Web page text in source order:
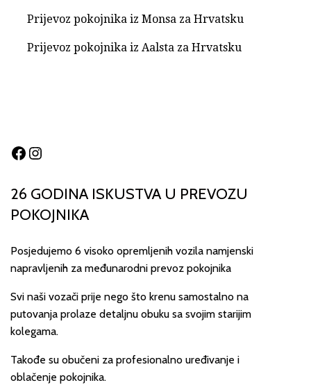
Prijevoz pokojnika iz Monsa za Hrvatsku
Prijevoz pokojnika iz Aalsta za Hrvatsku
Facebook
Instagram
26 GODINA ISKUSTVA U PREVOZU
POKOJNIKA
Posjedujemo 6 visoko opremljenih vozila namjenski
napravljenih za međunarodni prevoz pokojnika
Svi naši vozači prije nego što krenu samostalno na
putovanja prolaze detaljnu obuku sa svojim starijim
kolegama.
Takođe su obučeni za profesionalno uređivanje i
oblačenje pokojnika.